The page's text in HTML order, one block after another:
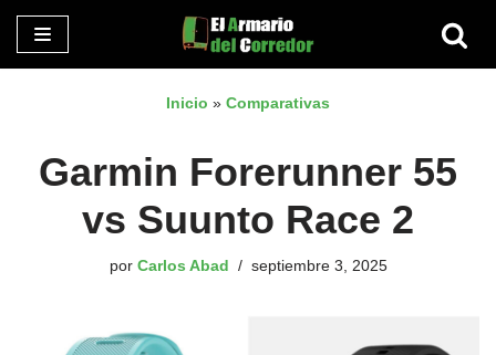
Saltar
Inicio » Comparativas
Garmin Forerunner 55
vs Suunto Race 2
por Carlos Abad septiembre 3, 2025